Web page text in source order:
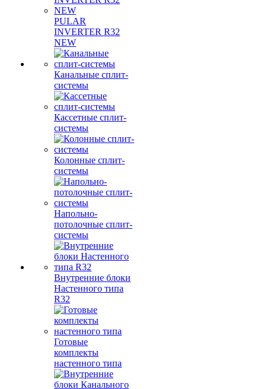
PULAR
INVERTER R32
NEW
Канальные сплит-
системы
Кассетные сплит-
системы
Колонные сплит-
системы
Напольно-
потолочные сплит-
системы
Внутренние блоки
Настенного типа
R32
Готовые
комплекты
настенного типа